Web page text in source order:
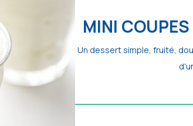
MINI
Un dessert simple, fruité,